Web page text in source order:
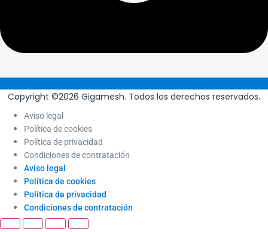
Copyright ©2026 Gigamesh. Todos los derechos reservados.
Aviso legal
Política de cookies
Política de privacidad
Condiciones de contratación
Aviso legal
Política de cookies
Política de privacidad
Condiciones de contratación